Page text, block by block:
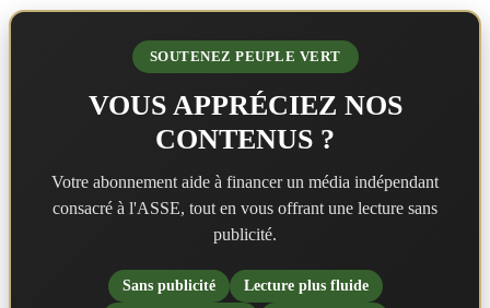
SOUTENEZ PEUPLE VERT
VOUS APPRÉCIEZ NOS
CONTENUS ?
Votre abonnement aide à financer un média indépendant
consacré à l'ASSE, tout en vous offrant une lecture sans
publicité.
Sans publicité
Lecture plus fluide